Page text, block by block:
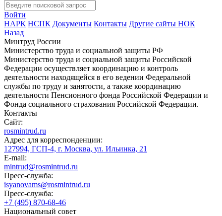
Войти
НАРК НСПК Документы Контакты Другие сайты НОК
Назад
Минтруд России
Министерство труда и социальной защиты РФ
Министерство труда и социальной защиты Российской
Федерации осуществляет координацию и контроль
деятельности находящейся в его ведении Федеральной
службы по труду и занятости, а также координацию
деятельности Пенсионного фонда Российской Федерации и
Фонда социального страхования Российской Федерации.
Контакты
Сайт:
rosmintrud.ru
Адрес для корреспонденции:
127994, ГСП-4, г. Москва, ул. Ильинка, 21
E-mail:
mintrud@rosmintrud.ru
Пресс-служба:
isyanovams@rosmintrud.ru
Пресс-служба:
+7 (495) 870-68-46
Национальный совет